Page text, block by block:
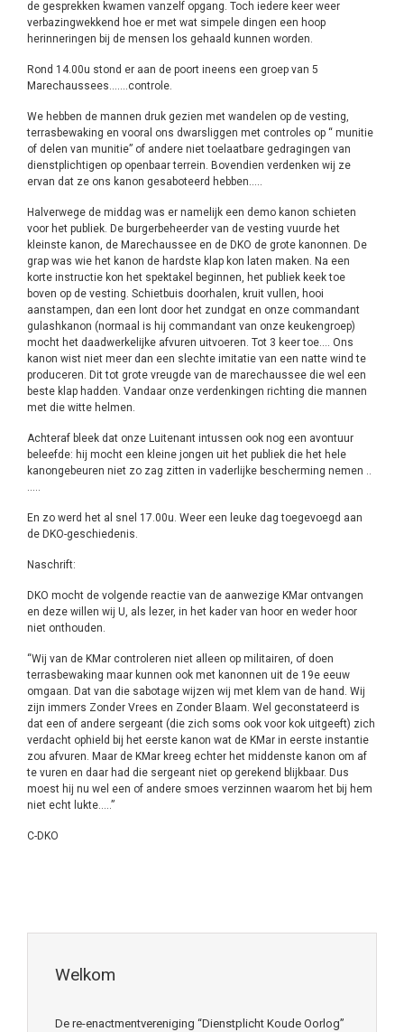
de gesprekken kwamen vanzelf opgang. Toch iedere keer weer
verbazingwekkend hoe er met wat simpele dingen een hoop
herinneringen bij de mensen los gehaald kunnen worden.
Rond 14.00u stond er aan de poort ineens een groep van 5
Marechaussees…….controle.
We hebben de mannen druk gezien met wandelen op de vesting,
terrasbewaking en vooral ons dwarsliggen met controles op “ munitie
of delen van munitie” of andere niet toelaatbare gedragingen van
dienstplichtigen op openbaar terrein. Bovendien verdenken wij ze
ervan dat ze ons kanon gesaboteerd hebben…..
Halverwege de middag was er namelijk een demo kanon schieten
voor het publiek. De burgerbeheerder van de vesting vuurde het
kleinste kanon, de Marechaussee en de DKO de grote kanonnen. De
grap was wie het kanon de hardste klap kon laten maken. Na een
korte instructie kon het spektakel beginnen, het publiek keek toe
boven op de vesting. Schietbuis doorhalen, kruit vullen, hooi
aanstampen, dan een lont door het zundgat en onze commandant
gulashkanon (normaal is hij commandant van onze keukengroep)
mocht het daadwerkelijke afvuren uitvoeren. Tot 3 keer toe…. Ons
kanon wist niet meer dan een slechte imitatie van een natte wind te
produceren. Dit tot grote vreugde van de marechaussee die wel een
beste klap hadden. Vandaar onze verdenkingen richting die mannen
met die witte helmen.
Achteraf bleek dat onze Luitenant intussen ook nog een avontuur
beleefde: hij mocht een kleine jongen uit het publiek die het hele
kanongebeuren niet zo zag zitten in vaderlijke bescherming nemen ..
En zo werd het al snel 17.00u. Weer een leuke dag toegevoegd aan
de DKO-geschiedenis.
Naschrift:
DKO mocht de volgende reactie van de aanwezige KMar ontvangen
en deze willen wij U, als lezer, in het kader van hoor en weder hoor
niet onthouden.
“Wij van de KMar controleren niet alleen op militairen, of doen
terrasbewaking maar kunnen ook met kanonnen uit de 19e eeuw
omgaan. Dat van die sabotage wijzen wij met klem van de hand. Wij
zijn immers Zonder Vrees en Zonder Blaam. Wel geconstateerd is
dat een of andere sergeant (die zich soms ook voor kok uitgeeft) zich
verdacht ophield bij het eerste kanon wat de KMar in eerste instantie
zou afvuren. Maar de KMar kreeg echter het middenste kanon om af
te vuren en daar had die sergeant niet op gerekend blijkbaar. Dus
moest hij nu wel een of andere smoes verzinnen waarom het bij hem
niet echt lukte…..”
C-DKO
Welkom
De re-enactmentvereniging “Dienstplicht Koude Oorlog”